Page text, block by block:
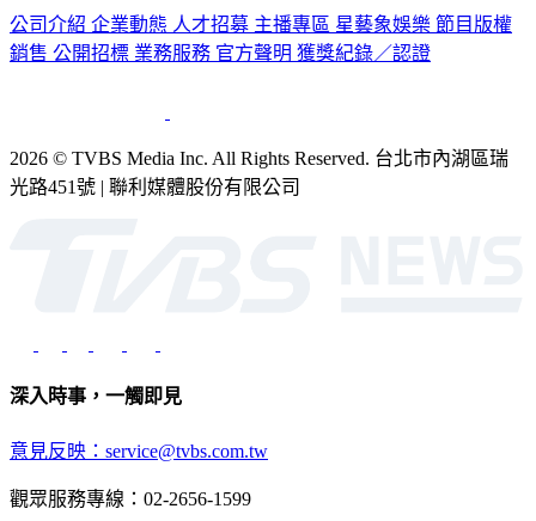
公司介紹 企業動態 人才招募 主播專區 星藝象娛樂 節目版權
銷售 公開招標 業務服務 官方聲明 獲獎紀錄／認證
2026 © TVBS Media Inc. All Rights Reserved. 台北市內湖區瑞
光路451號 | 聯利媒體股份有限公司
深入時事，一觸即見
意見反映：service@tvbs.com.tw
觀眾服務專線：02-2656-1599